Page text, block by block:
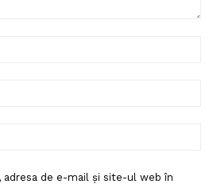
adresa de e-mail și site-ul web în